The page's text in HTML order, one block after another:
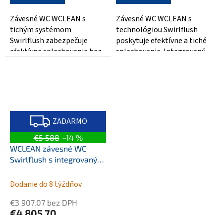
Závesné WC WCLEAN s
tichým systémom
Swirlflush zabezpečuje
efektívne splachovanie bez
Závesné WC WCLEAN s
technológiou Swirlflush
poskytuje efektívne a tiché
splachovanie. Integrovaný
Z
A
D
A
R
M
O
ZADARMO
€5 588 –14 %
WCLEAN závesné WC
Swirlflush s integrovaným
elektronickým bidetom,
čierna dual-mat
Dodanie do 8 týždňov
€3 907,07 bez DPH